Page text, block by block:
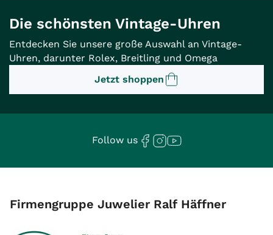
Die schönsten Vintage-Uhren
Entdecken Sie unsere große Auswahl an Vintage-
Uhren, darunter Rolex, Breitling und Omega
Jetzt shoppen
Follow us
Firmengruppe Juwelier Ralf Häffner